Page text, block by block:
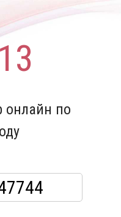
онлайн по